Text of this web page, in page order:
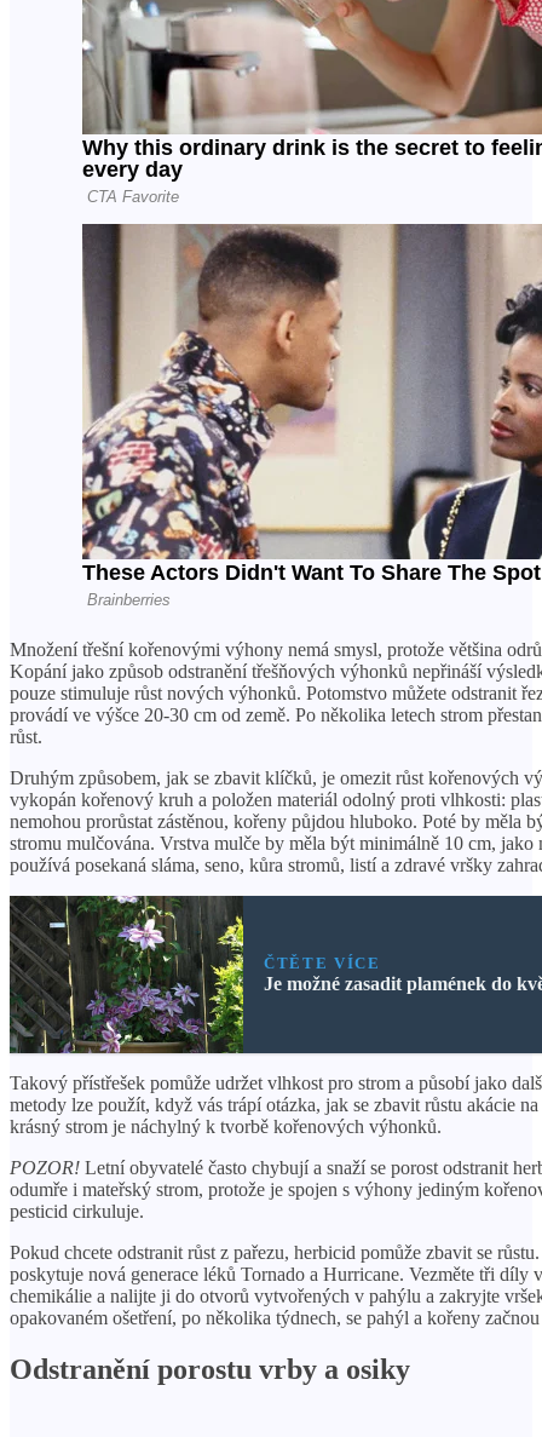
Množení třešní kořenovými výhony nemá smysl, protože většina
Kopání jako způsob odstranění třešňových výhonků nepřináší
pouze stimuluje růst nových výhonků. Potomstvo můžete odstranit
provádí ve výšce 20-30 cm od země. Po několika letech strom
růst.
Druhým způsobem, jak se zbavit klíčků, je omezit růst kořenových
vykopán kořenový kruh a položen materiál odolný proti vlhkosti:
nemohou prorůstat zástěnou, kořeny půjdou hluboko. Poté by měla
stromu mulčována. Vrstva mulče by měla být minimálně 10 cm, jako
používá posekaná sláma, seno, kůra stromů, listí a zdravé vršky
ČTĚTE VÍCE
Je možné zasadit plamének do
Takový přístřešek pomůže udržet vlhkost pro strom a působí jako
metody lze použít, když vás trápí otázka, jak se zbavit růstu akácie
krásný strom je náchylný k tvorbě kořenových výhonků.
POZOR! Letní obyvatelé často chybují a snaží se porost odstranit
odumře i mateřský strom, protože je spojen s výhony jediným
pesticid cirkuluje.
Pokud chcete odstranit růst z pařezu, herbicid pomůže zbavit se
poskytuje nová generace léků Tornado a Hurricane. Vezměte tři díly
chemikálie a nalijte ji do otvorů vytvořených v pahýlu a zakryjte
opakovaném ošetření, po několika týdnech, se pahýl a kořeny
Odstranění porostu vrby a osiky